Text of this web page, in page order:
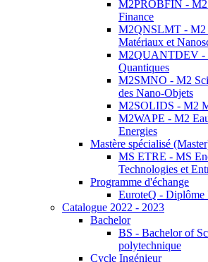
M2PROBFIN - M2
Finance
M2QNSLMT - M2
Matériaux et
M2QUANTDEV -
Quantiques
M2SMNO - M2
des Nano-Objets
M2SOLIDS - M2
M2WAPE - M2
Energies
Mastère spécialisé
MS ETRE - MS
Technologies et
Programme d'échange
EuroteQ - Diplôme
Catalogue 2022 - 2023
Bachelor
BS - Bachelor of
polytechnique
Cycle Ingénieur